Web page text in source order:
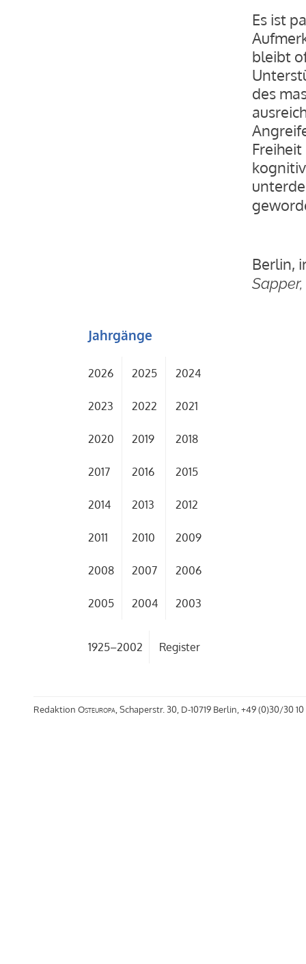
Es ist
bleibt
des
Jahrgänge
2026 2025 2024
2023 2022 2021
2020 2019 2018
2017 2016 2015
2014 2013 2012
2011 2010 2009
2008 2007 2006
2005 2004 2003
1925–2002 Register
Redaktion Osteuropa, Schaperstr. 30, D-10719 Berlin, +49 (0)30/30